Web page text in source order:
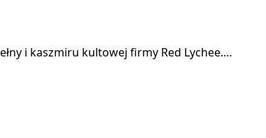
i kaszmiru kultowej firmy Red Lychee.…